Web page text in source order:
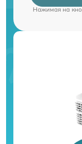
Нажимая на